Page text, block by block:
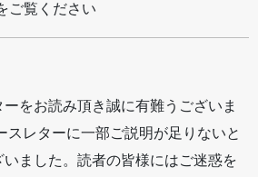
ご覧ください
をお読み頂き誠に有難うございま
スレターに一部ご説明が足りないと
ました。読者の皆様にはご迷惑を